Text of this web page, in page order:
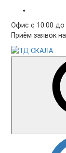
Офис с 10:00
Приём заявок